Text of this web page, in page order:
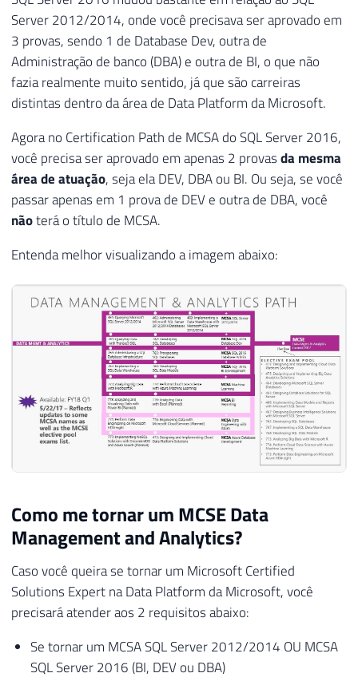
Server 2012/2014, onde você precisava ser aprovado em
3 provas, sendo 1 de Database Dev, outra de
Administração de banco (DBA) e outra de BI, o que não
fazia realmente muito sentido, já que são carreiras
distintas dentro da área de Data Platform da Microsoft.
Agora no Certification Path de MCSA do SQL Server 2016,
você precisa ser aprovado em apenas 2 provasda mesma
área de atuação, seja ela DEV, DBA ou BI. Ou seja, se você
passar apenas em 1 prova de DEV e outra de DBA, você
nãoterá o título de MCSA.
Entenda melhor visualizando a imagem abaixo:
Como me tornar um MCSE Data
Management and Analytics?
Caso você queira se tornar um Microsoft Certified
Solutions Expert na Data Platform da Microsoft, você
precisará atender aos 2 requisitos abaixo:
Se tornar um MCSA SQL Server 2012/2014 OU MCSA
SQL Server 2016 (BI, DEV ou DBA)